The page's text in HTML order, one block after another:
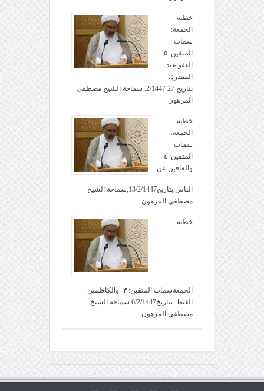
خطبة
الجمعة:
سمات
المتقين: ٥-
العفو عند
المقدرة.
بتاريخ 27 2/1447. سماحة الشيخ مصطفى
المرهون
خطبة
الجمعة:
سمات
المتقين: ٤-
والعافين عن
الناس.بتاريخ13/2/1447,سماحة الشيخ
مصطفى المرهون
خطبة
الجمعةسمات المتقين: ٣- والكاظمين
الغيظ. بتاريخ6/2/1447.سماحة الشيخ
مصطفى المرهون